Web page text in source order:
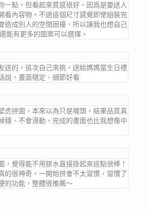
一點，但看起來質感很好，因爲是要送人
看內容物。不過這個尺寸感覺即使組裝完
造成別人的空間困擾，所以讓我也想自己
能有更多的圖案可以選擇。
送的，這次自己來挑，送給媽媽當生日禮
說，畫面穩定、細節好看
虎拼圖，本來以為只是噱頭，結果品質真
穩、不會滑動，完成的畫面也比我想像中
，覺得能不用膠水直接掛起來這點很棒！
的很神奇，一開始拼會不太習慣，習慣了
的功能，整體很推薦～